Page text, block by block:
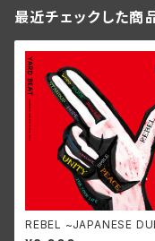
最近チェックした商
REBEL ~JAPANESE
ATE MIX~